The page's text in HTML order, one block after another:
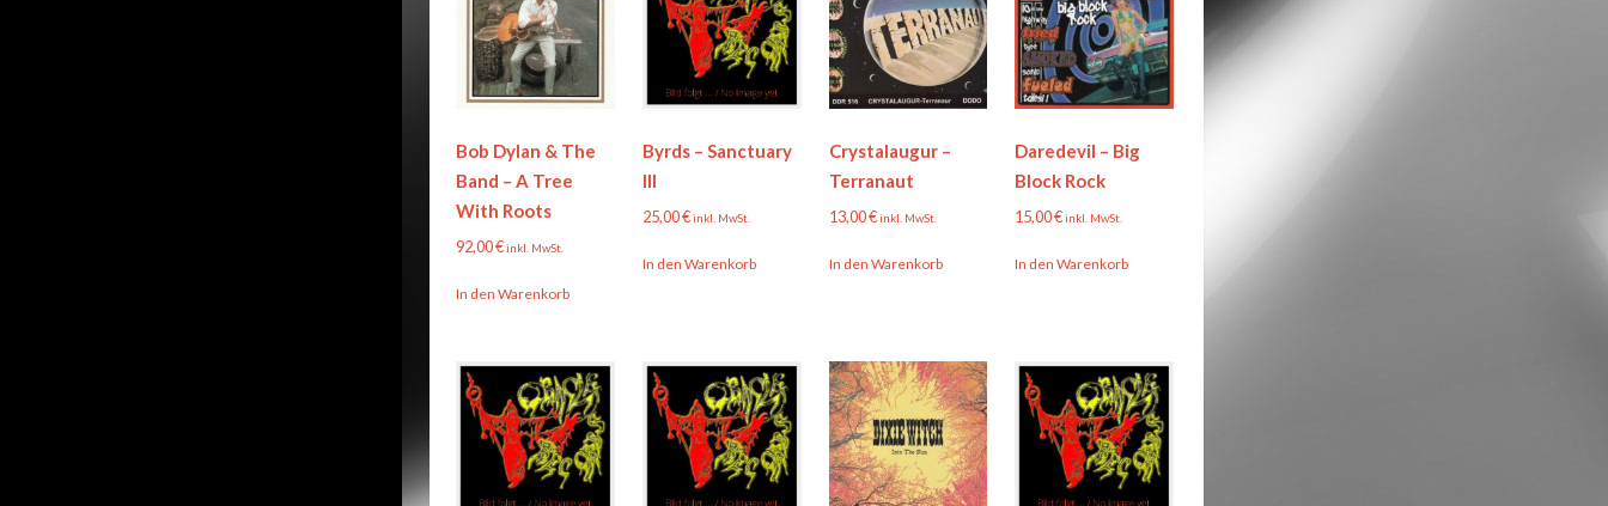
Bob Dylan & The
Band – A Tree
With Roots
92,00€inkl. MwSt.
In den Warenkorb
Byrds – Sanctuary
III
25,00€inkl. MwSt.
In den Warenkorb
Crystalaugur –
Terranaut
13,00€ inkl. MwSt.
In den Warenkorb
Daredevil – Big
Block Rock
15,00€inkl. MwSt.
In den Warenkorb